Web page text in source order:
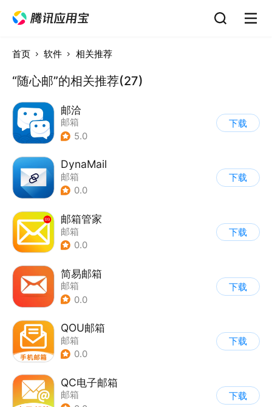
首页 软件 相关推荐
“随心邮”的相关推荐(27)
邮洽
邮箱
5.0
下载
DynaMail
邮箱
0.0
下载
邮箱管家
邮箱
0.0
下载
简易邮箱
邮箱
0.0
下载
QOU邮箱
邮箱
0.0
下载
QC电子邮箱
邮箱
下载